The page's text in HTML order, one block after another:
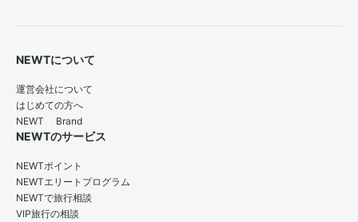
NEWTについて
運営会社について
はじめての方へ
NEWT Brand
NEWTのサービス
NEWTポイント
NEWTエリートプログラム
NEWTで旅行相談
VIP旅行の相談